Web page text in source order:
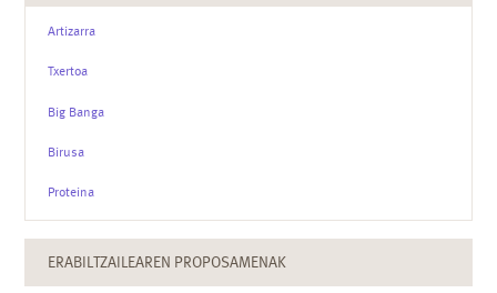
Artizarra
Txertoa
Big Banga
Birusa
Proteina
ERABILTZAILEAREN PROPOSAMENAK